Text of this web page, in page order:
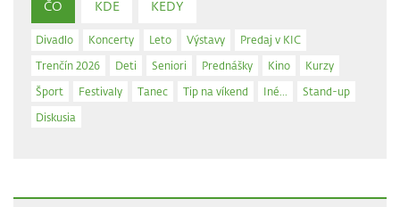
ČO KDE KEDY
Divadlo Koncerty Leto Výstavy
Predaj v KIC
Trenčín 2026
Deti Seniori Prednášky Kino
Kurzy
Šport
Festivaly Tanec Tip na víkend Iné...
Stand-up
Diskusia